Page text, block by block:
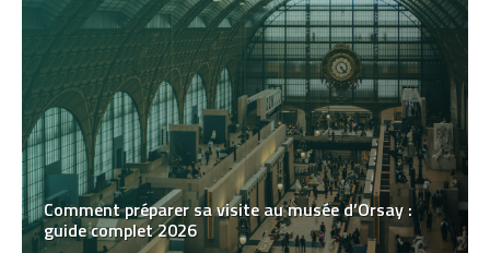
Comment préparer sa visite au musée d’Orsay :
guide complet 2026